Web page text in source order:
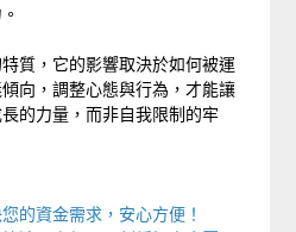
質，它的影響取決於如何被運
向，調整心態與行為，才能讓
的力量，而非自我限制的牢
的資金需求，安心方便！